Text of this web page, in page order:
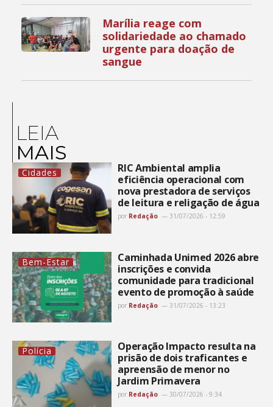
Marília reage com
solidariedade ao chamado
urgente para doação de
sangue
LEIA
MAIS
Cidades
RIC Ambiental amplia
eficiência operacional com
nova prestadora de serviços
de leitura e religação de água
por Redação 31/07/2026 - 12:59
Bem-Estar
Caminhada Unimed 2026 abre
inscrições e convida
comunidade para tradicional
evento de promoção à saúde
por Redação 31/07/2026 - 13:23
Polícia
Operação Impacto resulta na
prisão de dois traficantes e
apreensão de menor no
Jardim Primavera
por Redação 30/07/2026 - 9:34